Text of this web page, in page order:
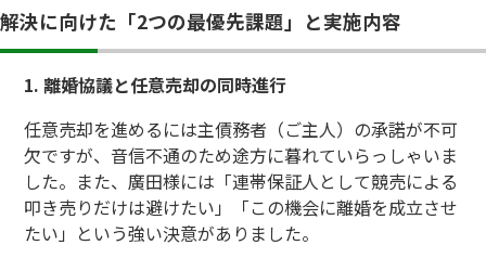
解決に向けた「2つの最優先課題」と実施内容
1. 離婚協議と任意売却の同時進行
任意売却を進めるには主債務者（ご主人）の承諾が不可
欠ですが、音信不通のため途方に暮れていらっしゃいま
した。また、廣田様には「連帯保証人として競売による
叩き売りだけは避けたい」「この機会に離婚を成立させ
たい」という強い決意がありました。